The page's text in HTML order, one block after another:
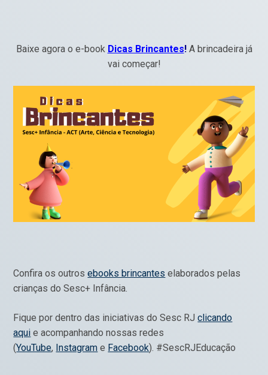
Baixe agora o e-book Dicas Brincantes! A brincadeira já
vai começar!
Confira os outrosebooks brincantes elaborados pelas
crianças do Sesc+ Infância.
Fique por dentro das iniciativas do Sesc RJclicando
aqui e acompanhando nossas redes
(YouTube, Instagram e Facebook). #SescRJEducação